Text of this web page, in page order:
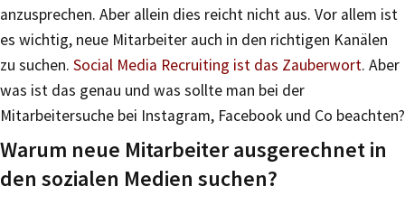
anzusprechen. Aber allein dies reicht nicht aus. Vor allem ist
es wichtig, neue Mitarbeiter auch in den richtigen Kanälen
zu suchen. Social Media Recruiting ist das Zauberwort. Aber
was ist das genau und was sollte man bei der
Mitarbeitersuche bei Instagram, Facebook und Co beachten?
Warum neue Mitarbeiter ausgerechnet in
den sozialen Medien suchen?